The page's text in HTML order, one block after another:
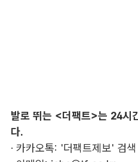
발로 뛰는 <더팩트>는 24시
다.
· 카카오톡: '더팩트제보' 검색